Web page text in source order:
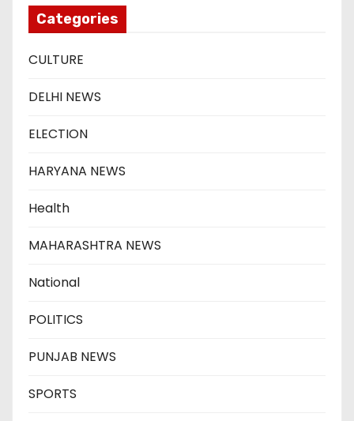
Categories
CULTURE
DELHI NEWS
ELECTION
HARYANA NEWS
Health
MAHARASHTRA NEWS
National
POLITICS
PUNJAB NEWS
SPORTS